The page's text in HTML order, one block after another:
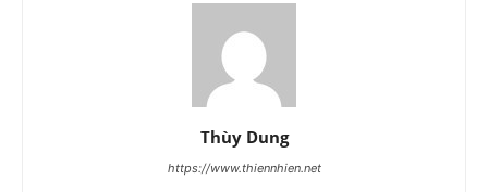
Thùy Dung
https://www.thiennhien.net